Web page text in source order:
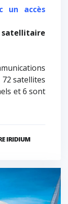
un accès
satellites
et 6 sont
IRIDIUM